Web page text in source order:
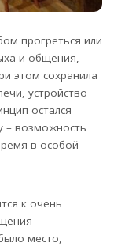
прогреться или
и общения,
этом сохранила
устройство
остался
– возможность
в особой
к очень
место,